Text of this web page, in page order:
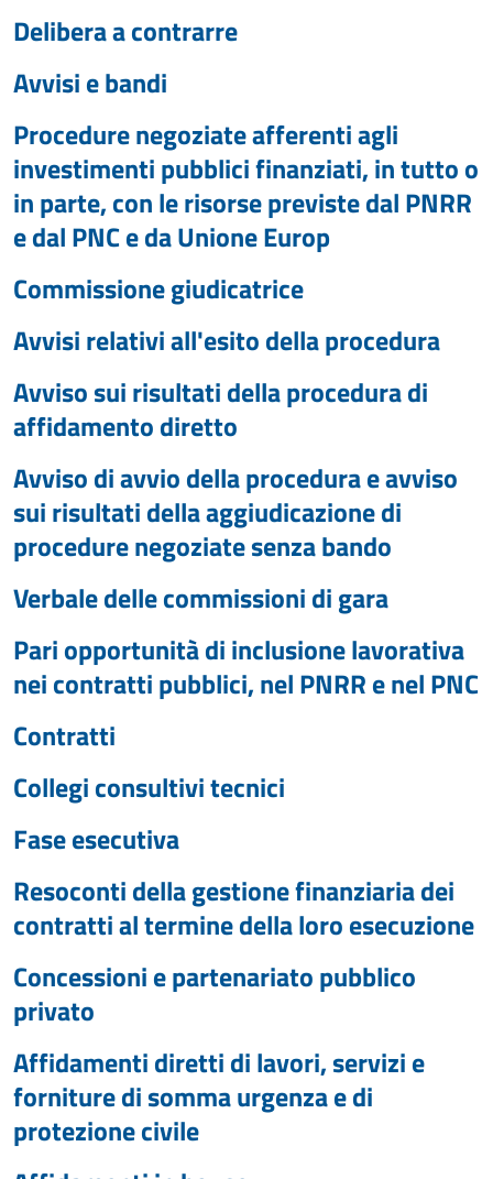
Delibera a contrarre
Avvisi e bandi
Procedure negoziate afferenti agli
investimenti pubblici finanziati, in tutto o
in parte, con le risorse previste dal PNRR
e dal PNC e da Unione Europ
Commissione giudicatrice
Avvisi relativi all'esito della procedura
Avviso sui risultati della procedura di
affidamento diretto
Avviso di avvio della procedura e avviso
sui risultati della aggiudicazione di
procedure negoziate senza bando
Verbale delle commissioni di gara
Pari opportunità di inclusione lavorativa
nei contratti pubblici, nel PNRR e nel PNC
Contratti
Collegi consultivi tecnici
Fase esecutiva
Resoconti della gestione finanziaria dei
contratti al termine della loro esecuzione
Concessioni e partenariato pubblico
privato
Affidamenti diretti di lavori, servizi e
forniture di somma urgenza e di
protezione civile